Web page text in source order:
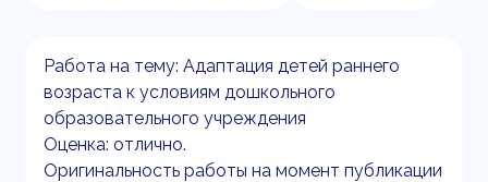
Работа на тему: Адаптация детей раннего
возраста к условиям дошкольного
образовательного учреждения
Оценка: отлично.
Оригинальность работы на момент публикации